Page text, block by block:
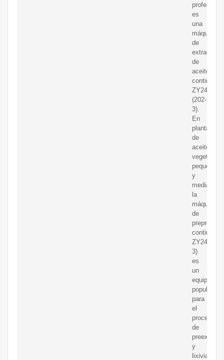
profesional
es
una
máquina
de
extracción
de
aceite
continua
ZY24
(202-
3).
En
plantas
de
aceite
vegetal
pequeñas
y
medianas,
la
máquina
de
continuo
ZY24(202-
3)
es
un
equipo
popular
para
el
proceso
de
y
lixiviación.